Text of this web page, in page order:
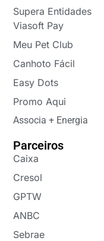
Supera Entidades
Viasoft Pay
Meu Pet Club
Canhoto Fácil
Easy Dots
Promo Aqui
Associa + Energia
Parceiros
Caixa
Cresol
GPTW
ANBC
Sebrae